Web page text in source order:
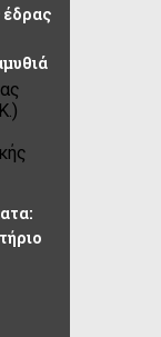
έδρας